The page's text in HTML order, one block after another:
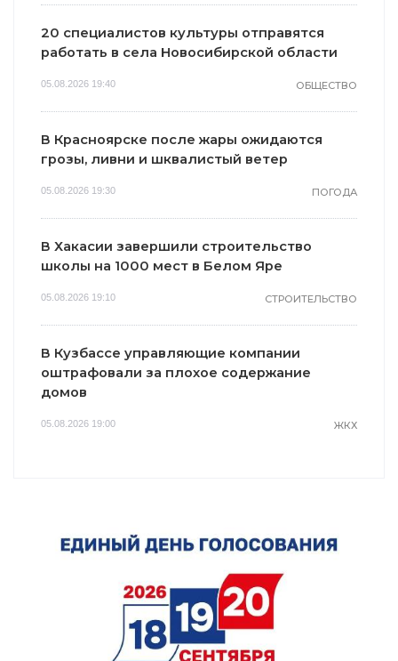
20 специалистов культуры отправятся
работать в села Новосибирской области
05.08.2026 19:40 ОБЩЕСТВО
В Красноярске после жары ожидаются
грозы, ливни и шквалистый ветер
05.08.2026 19:30 ПОГОДА
В Хакасии завершили строительство
школы на 1000 мест в Белом Яре
05.08.2026 19:10 СТРОИТЕЛЬСТВО
В Кузбассе управляющие компании
оштрафовали за плохое содержание
домов
05.08.2026 19:00 ЖКХ